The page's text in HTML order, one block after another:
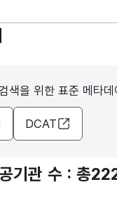
색을 위한 표준 메타데
DCAT
기관 수 : 총